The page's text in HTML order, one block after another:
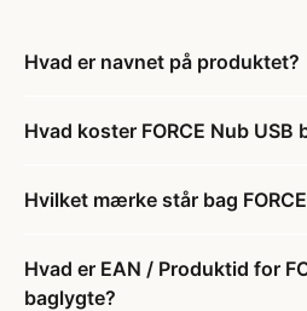
Hvad er navnet på produktet?
Hvad koster FORCE Nub USB
Hvilket mærke står bag
Hvad er EAN / Produktid for
baglygte?